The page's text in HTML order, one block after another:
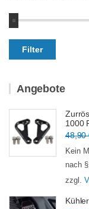
Min.
Preis
Max.
Preis
Filter
Angebote
1000
48,90
Kein
nach
zzgl.